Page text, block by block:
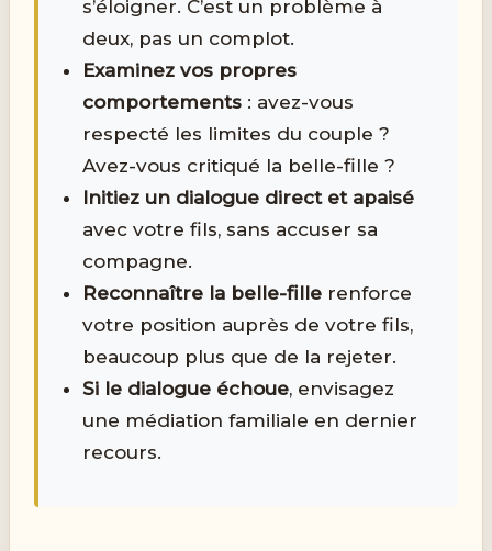
s’éloigner. C’est un problème à
deux, pas un complot.
Examinez vos propres
comportements : avez-vous
respecté les limites du couple ?
Avez-vous critiqué la belle-fille ?
Initiez un dialogue direct et apaisé
avec votre fils, sans accuser sa
compagne.
Reconnaître la belle-fille renforce
votre position auprès de votre fils,
beaucoup plus que de la rejeter.
Si le dialogue échoue, envisagez
une médiation familiale en dernier
recours.